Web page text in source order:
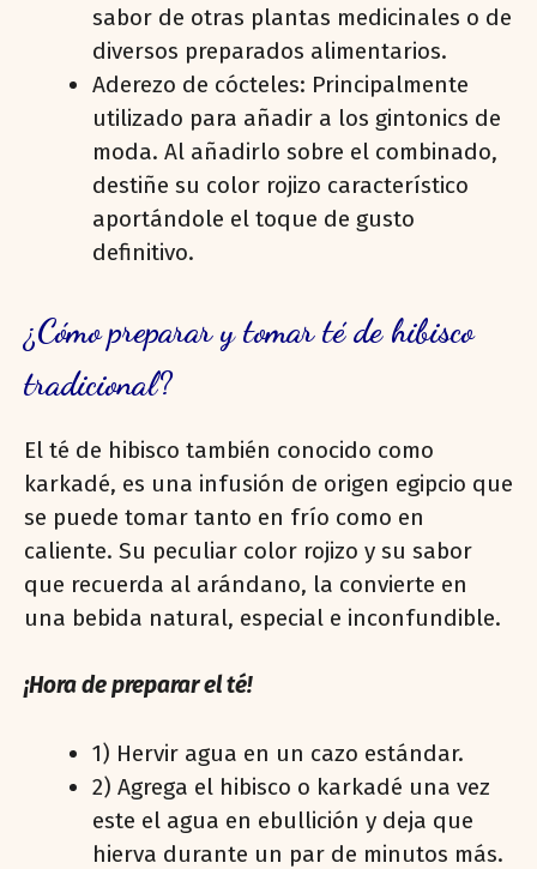
sabor de otras plantas medicinales o de
diversos preparados alimentarios.
Aderezo de cócteles: Principalmente
utilizado para añadir a los gintonics de
moda. Al añadirlo sobre el combinado,
destiñe su color rojizo característico
aportándole el toque de gusto
definitivo.
¿Cómo preparar y tomar té de hibisco
tradicional?
El té de hibisco también conocido como
karkadé, es una infusión de origen egipcio que
se puede tomar tanto en frío como en
caliente. Su peculiar color rojizo y su sabor
que recuerda al arándano, la convierte en
una bebida natural, especial e inconfundible.
¡Hora de preparar el té!
1) Hervir agua en un cazo estándar.
2) Agrega el hibisco o karkadé una vez
este el agua en ebullición y deja que
hierva durante un par de minutos más.